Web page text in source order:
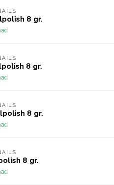
8 gr.
8 gr.
8 gr.
8 gr.